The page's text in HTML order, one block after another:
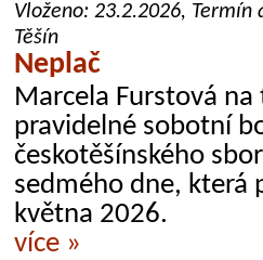
Vloženo:23.2.2026, Termín
Těšín
Neplač
Marcela Furstová
pravidelné sobotní
českotěšínského
sedmého dne, která
května 2026.
více »